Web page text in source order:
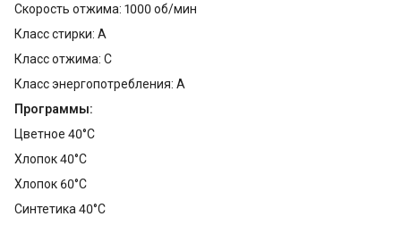
Скорость отжима: 1000 об/мин
Класс стирки: A
Класс отжима: C
Класс энергопотребления: A
Программы:
Цветное 40°C
Хлопок 40°C
Хлопок 60°C
Синтетика 40°C